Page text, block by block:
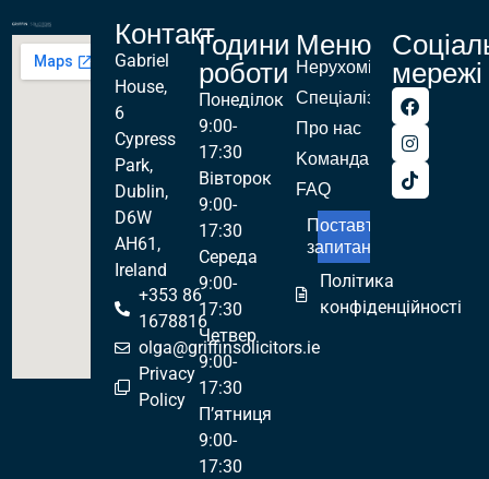
Контакт
Gabriel
House,
6
Cypress
Park,
Dublin,
D6W
AH61,
Ireland
+353 86
1678816
olga@griffinsolicitors.ie
Privacy
Policy
Години
роботи
Понеділок
9:00-
17:30
Вівторок
9:00-
17:30
Середа
9:00-
17:30
Четвер
9:00-
17:30
П’ятниця
9:00-
17:30
Меню
Нерухомість
Спеціалізації
Про нас
Kоманда
FAQ
Поставте
запитання!
Політика
конфіденційності
мережі